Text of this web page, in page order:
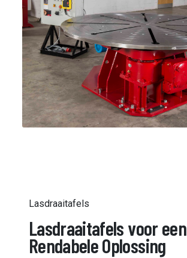
Lasdraaitafels
Lasdraaitafels voor een
Rendabele Oplossing